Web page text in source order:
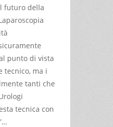
futuro della
punto di vista
tecnico, ma i
tanti che
tecnica con